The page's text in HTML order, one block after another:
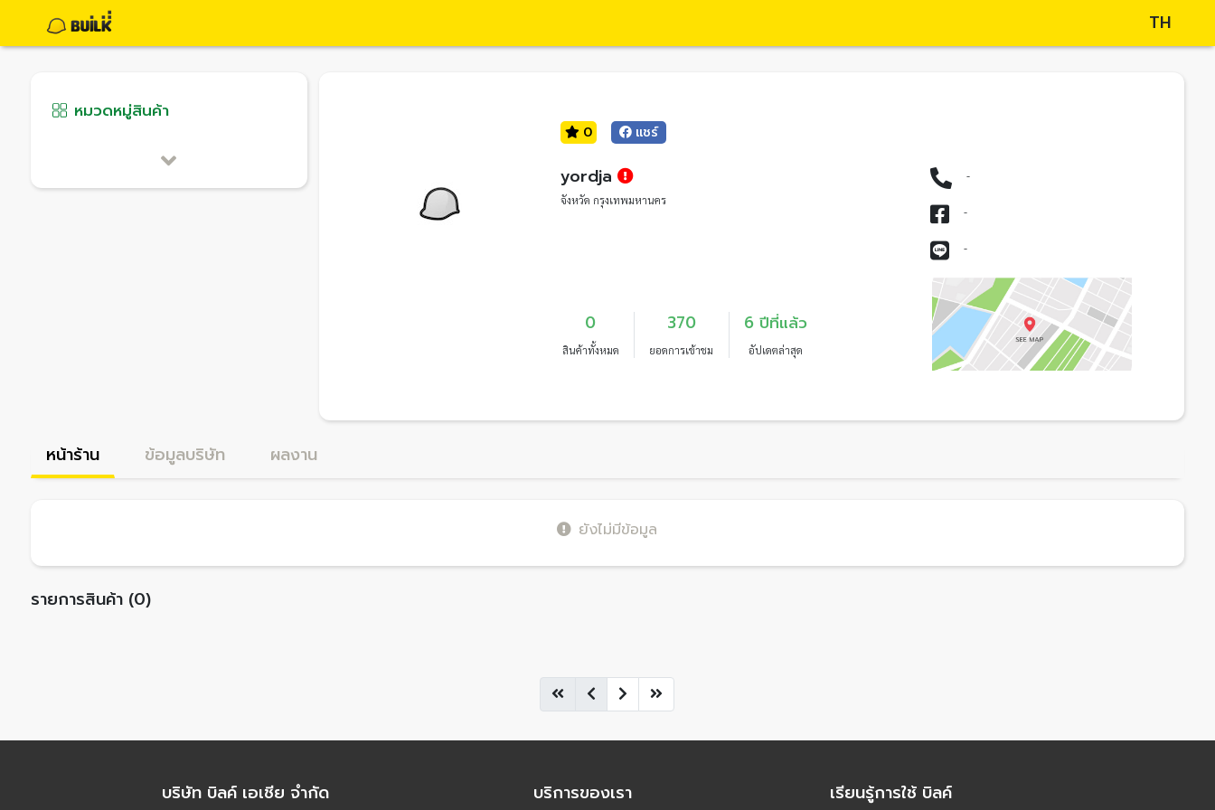
TH
หมวดหมู่สินค้า
0 แชร์
yordja
จังหวัด กรุงเทพมหานคร
0
สินค้าทั้งหมด
370
ยอดการเข้าชม
6 ปีที่แล้ว
อัปเดตล่าสุด
-
-
-
หน้าร้าน ข้อมูลบริษัท ผลงาน
ยังไม่มีข้อมูล
รายการสินค้า (0)
บริษัท บิลค์ เอเชีย จำกัด บริการของเรา เรียนรู้การใช้ บิลค์